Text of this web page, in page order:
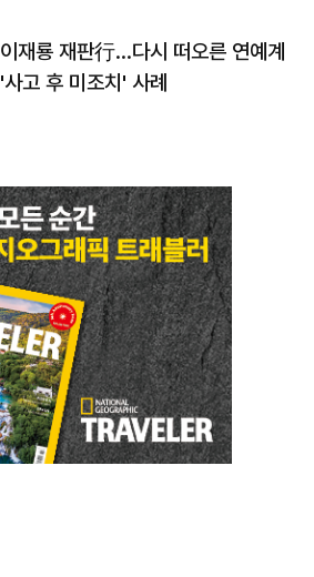
이재룡 재판行…다시 떠오른 연예계
'사고 후 미조치' 사례